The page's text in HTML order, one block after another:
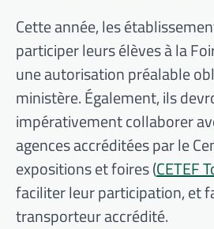
Cette année, les
participer leurs élèves à la
une autorisation préalable
ministère. Également, ils
impérativement collaborer
agences accréditées par le
expositions et foires (CETEF
faciliter leur participation, et
transporteur accrédité.